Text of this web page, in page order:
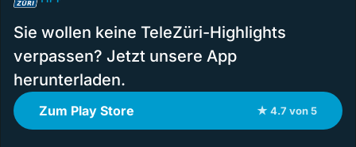
Sie wollen keine TeleZüri-Highlights
verpassen? Jetzt unsere App
herunterladen.
Zum Play Store ★ 4.7 von 5